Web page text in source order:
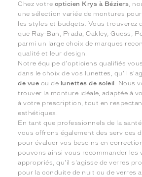
Chez votre opticien Krys à Béziers,
une sélection variée de montures
les styles et budgets. Vous trouverez
que Ray-Ban, Prada, Oakley, Guess,
parmi un large choix de marques
qualité et leur design.
Notre équipe d'opticiens qualifiés
dans le choix de vos lunettes, qu'il
de vue ou de lunettes de soleil . Nous
trouver la monture idéale, adaptée à
à votre prescription, tout en
esthétiques.
En tant que professionnels de la
vous offrons également des services
pour évaluer vos besoins en
pouvons ainsi vous recommander les
appropriés, qu'il s'agisse de verres
pour la conduite de nuit ou de verres